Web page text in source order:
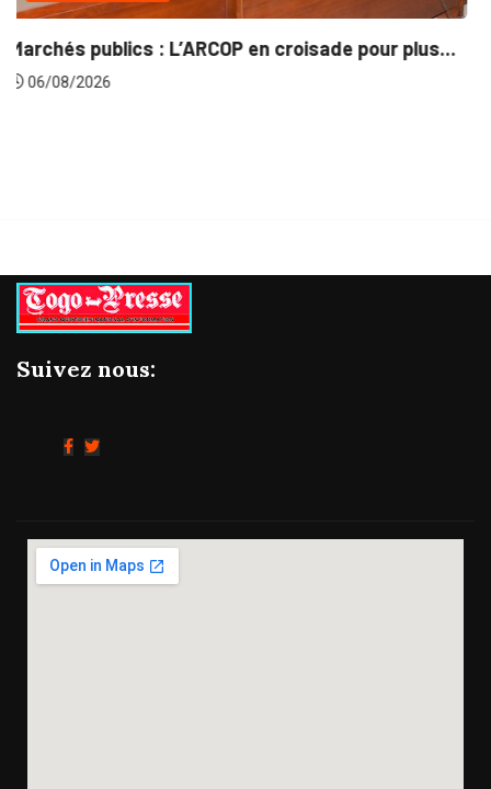
INTÉGRATION RÉGIONALE
Gestion concertée et durable du Bassin du...
Suivez nous: